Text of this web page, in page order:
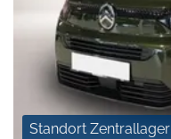
Standort Zentrallager